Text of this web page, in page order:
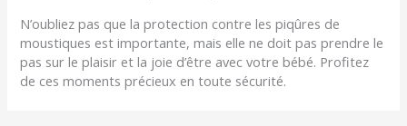
N’oubliez pas que la protection contre les piqûres de
moustiques est importante, mais elle ne doit pas prendre le
pas sur le plaisir et la joie d’être avec votre bébé. Profitez
de ces moments précieux en toute sécurité.